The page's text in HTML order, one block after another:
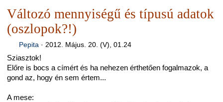
Változó mennyiségű és típusú adatok
(oszlopok?!)
Pepita · 2012. Május. 20. (V), 01.24
Sziasztok!
Előre is bocs a címért és ha nehezen érthetően fogalmazok, a
gond az, hogy én sem értem...
A mese: